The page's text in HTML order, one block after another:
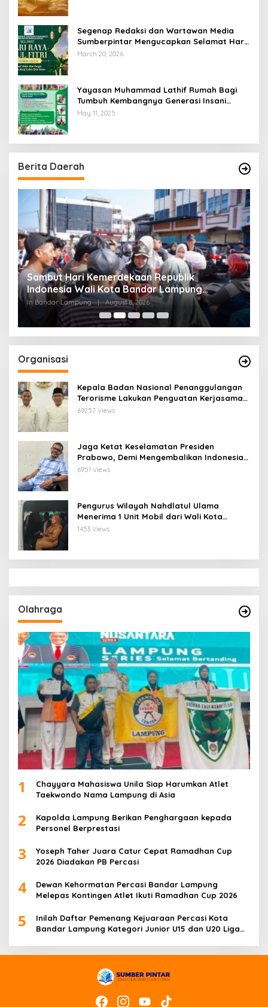
Segenap Redaksi dan Wartawan Media
Sumberpintar Mengucapkan Selamat Hari
Raya Idul Fitri 1447 Hijriyah / 2026 M
March 20, 2026
Yayasan Muhammad Lathif Rumah Bagi
Tumbuh Kembangnya Generasi Insani
Cerdas dan Berkarakter
May 11, 2025
Berita Daerah
Sambut Hari Kemerdekaan Republik
Indonesia Wali Kota Bandar Lampung
Bagikan Bendera Merah Putih ke Warga
In Bandar Lampung | August 8, 2026
Organisasi
Kepala Badan Nasional Penanggulangan
Terorisme Lakukan Penguatan Kerjasama
Ketua Pengurus Besar Nahdlatul Ulama
69257 Views
Jaga Ketat Keselamatan Presiden
Prabowo, Demi Mengembalikan Indonesia
Menjadi Macan Asia
6951 Views
Pengurus Wilayah Nahdlatul Ulama
Menerima 1 Unit Mobil dari Wali Kota
Bandar Lampung
1453 Views
Olahraga
1
Chayyara Mahasiswa Unila Siap Harumkan Atlet
Taekwondo Nama Lampung di Asia
2
Kapolda Lampung Berikan Penghargaan kepada
Personel Berprestasi
3
Yoseph Taher Juara Catur Cepat Ramadhan Cup
2026 Diadakan PB Percasi
4
Dewan Kehormatan Percasi Bandar Lampung
Melepas Kontingen Atlet Ikuti Ramadhan Cup 2026
5
Inilah Daftar Pemenang Kejuaraan Percasi Kota
Bandar Lampung Kategori Junior U15 dan U20 Liga